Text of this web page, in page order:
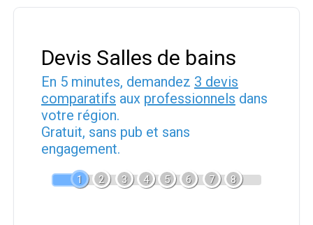
Devis Salles de bains
En 5 minutes, demandez 3 devis
comparatifs aux professionnels dans
votre région.
Gratuit, sans pub et sans
engagement.
1 2 3 4 5 6 7 8